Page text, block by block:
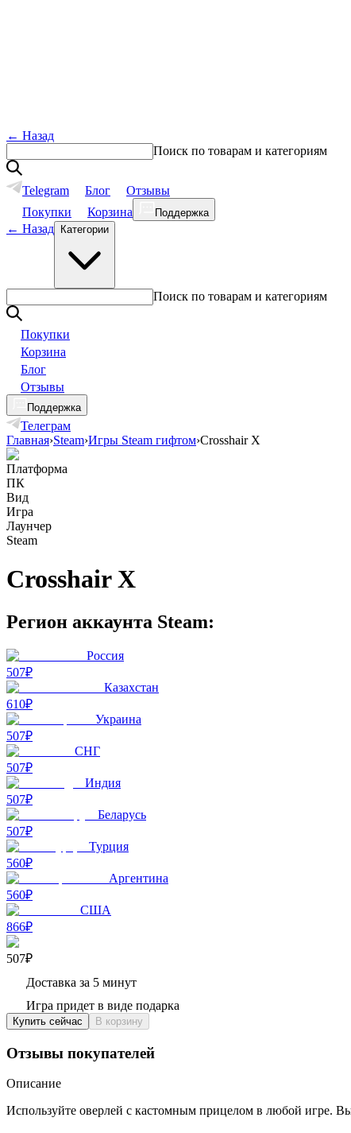
← Назад
Поиск по товарам и категориям
Telegram Блог
Отзывы
Покупки
Корзина Поддержка
← Назад Категории
Поиск по товарам и категориям
Покупки
Корзина
Блог
Отзывы
Поддержка
Телеграм
Главная›Steam›Игры Steam гифтом›Crosshair X
Платформа
ПК
Вид
Игра
Лаунчер
Steam
Crosshair X
Регион аккаунта Steam:
Россия
507₽
Казахстан
610₽
Украина
507₽
СНГ
507₽
Индия
507₽
Беларусь
507₽
Турция
560₽
Аргентина
560₽
США
866₽
507₽
Доставка за 5 минут
Игра придет в виде подарка
Купить сейчас В корзину
Отзывы покупателей
Описание
Используйте оверлей с кастомным прицелом в любой игре.